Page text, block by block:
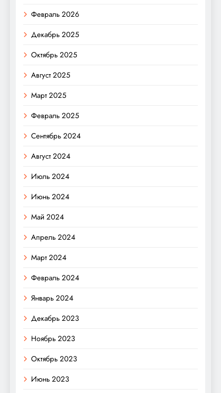
Февраль 2026
Декабрь 2025
Октябрь 2025
Август 2025
Март 2025
Февраль 2025
Сентябрь 2024
Август 2024
Июль 2024
Июнь 2024
Май 2024
Апрель 2024
Март 2024
Февраль 2024
Январь 2024
Декабрь 2023
Ноябрь 2023
Октябрь 2023
Июнь 2023